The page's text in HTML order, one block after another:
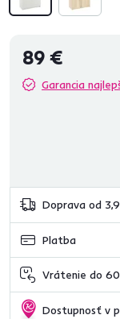
89 €
Garancia
Doprava od
Platba
Vrátenie do
Dostupnosť v